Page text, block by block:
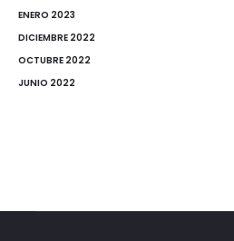
ENERO 2023
DICIEMBRE 2022
OCTUBRE 2022
JUNIO 2022